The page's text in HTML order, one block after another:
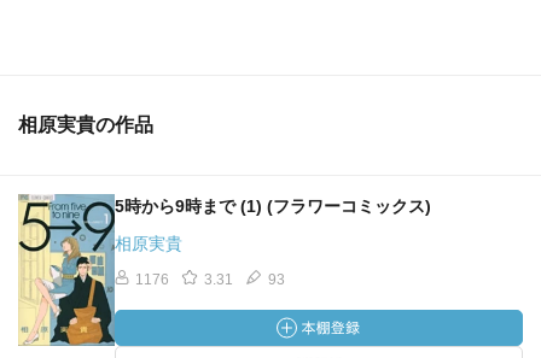
相原実貴の作品
5時から9時まで (1) (フラワーコミックス)
相原実貴
1176 3.31 93